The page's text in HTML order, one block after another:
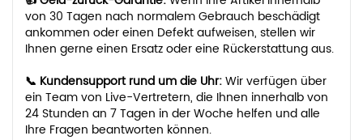
von 30 Tagen nach normalem Gebrauch beschädigt
ankommen oder einen Defekt aufweisen, stellen wir
Ihnen gerne einen Ersatz oder eine Rückerstattung aus.
📞 Kundensupport rund um die Uhr:Wir verfügen über
ein Team von Live-Vertretern, die Ihnen innerhalb von
24 Stunden an 7 Tagen in der Woche helfen und alle
Ihre Fragen beantworten können.